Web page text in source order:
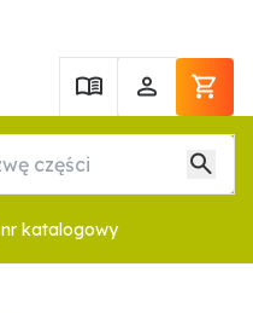
nr katalogowy